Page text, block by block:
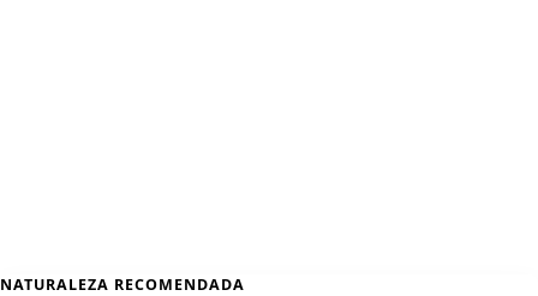
NATURALEZA RECOMENDADA